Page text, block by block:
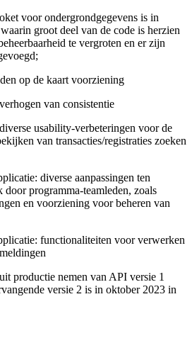
voor ondergrondgegevens is in
groot deel van de code is herzien
te vergroten en er zijn
op de kaart voorziening
van consistentie
usability-verbeteringen voor de
van transacties/registraties zoeken
diverse aanpassingen ten
door programma-teamleden, zoals
en voorziening voor beheren van
functionaliteiten voor verwerken
productie nemen van API versie 1
versie 2 is in oktober 2023 in